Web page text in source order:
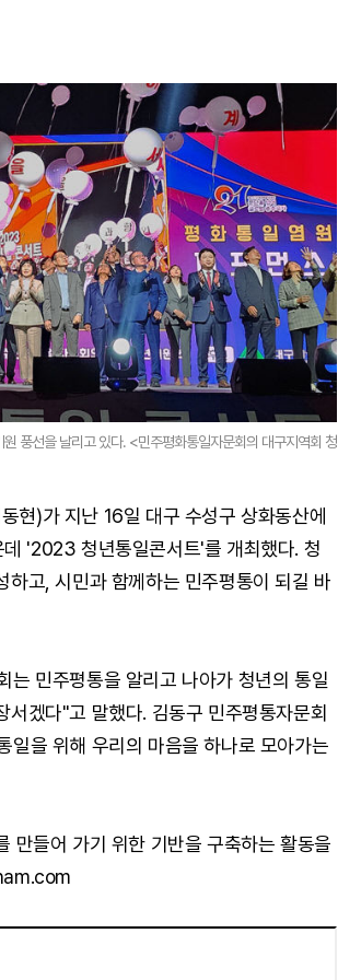
풍선을 날리고 있다. <민주평화통일자문회의 대구지역회 청
현)가 지난 16일 대구 수성구 상화동산에
'2023 청년통일콘서트'를 개최했다. 청
고, 시민과 함께하는 민주평통이 되길 바
는 민주평통을 알리고 나아가 청년의 통일
겠다"고 말했다. 김동구 민주평통자문회
일을 위해 우리의 마음을 하나로 모아가는
만들어 가기 위한 기반을 구축하는 활동을